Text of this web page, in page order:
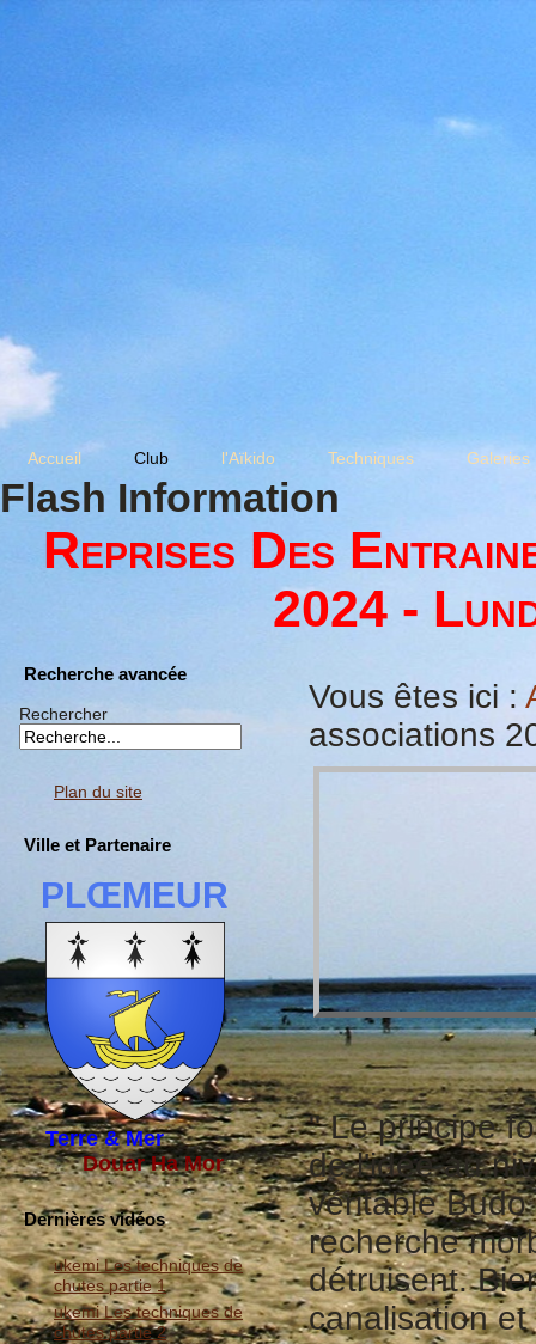
Accueil Club l'Aïkido Techniques Galeries
Flash Information
Reprises Des
2024 -
Recherche avancée
Rechercher
Plan du site
Ville et Partenaire
PLŒMEUR
Terre & Mer
Douar Ha Mor
Dernières vidéos
ukemi Les techniques de
chutes partie 1
ukemi Les techniques de
chutes partie 2
Vous êtes ici :
associations
" Le principe
de l'idée au
véritable
recherche
détruisent.
canalisation